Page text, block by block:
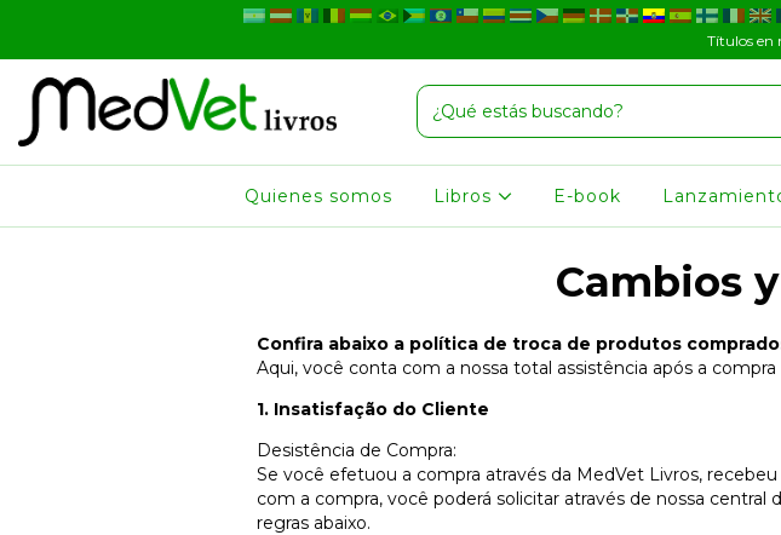
Títulos en
Quienes somos Libros E-book
Cambios
Confira abaixo a política de troca de produtos
Aqui, você conta com a nossa total assistência após a
1. Insatisfação do Cliente
Desistência de Compra:
Se você efetuou a compra através da MedVet Livros,
com a compra, você poderá solicitar através de nossa
regras abaixo.